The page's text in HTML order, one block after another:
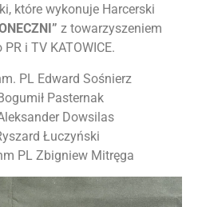
które wykonuje Harcerski
z towarzyszeniem
i TV KATOWICE.
PL Edward Sośnierz
Pasternak
Dowsilas
Łuczyński
Mitręga